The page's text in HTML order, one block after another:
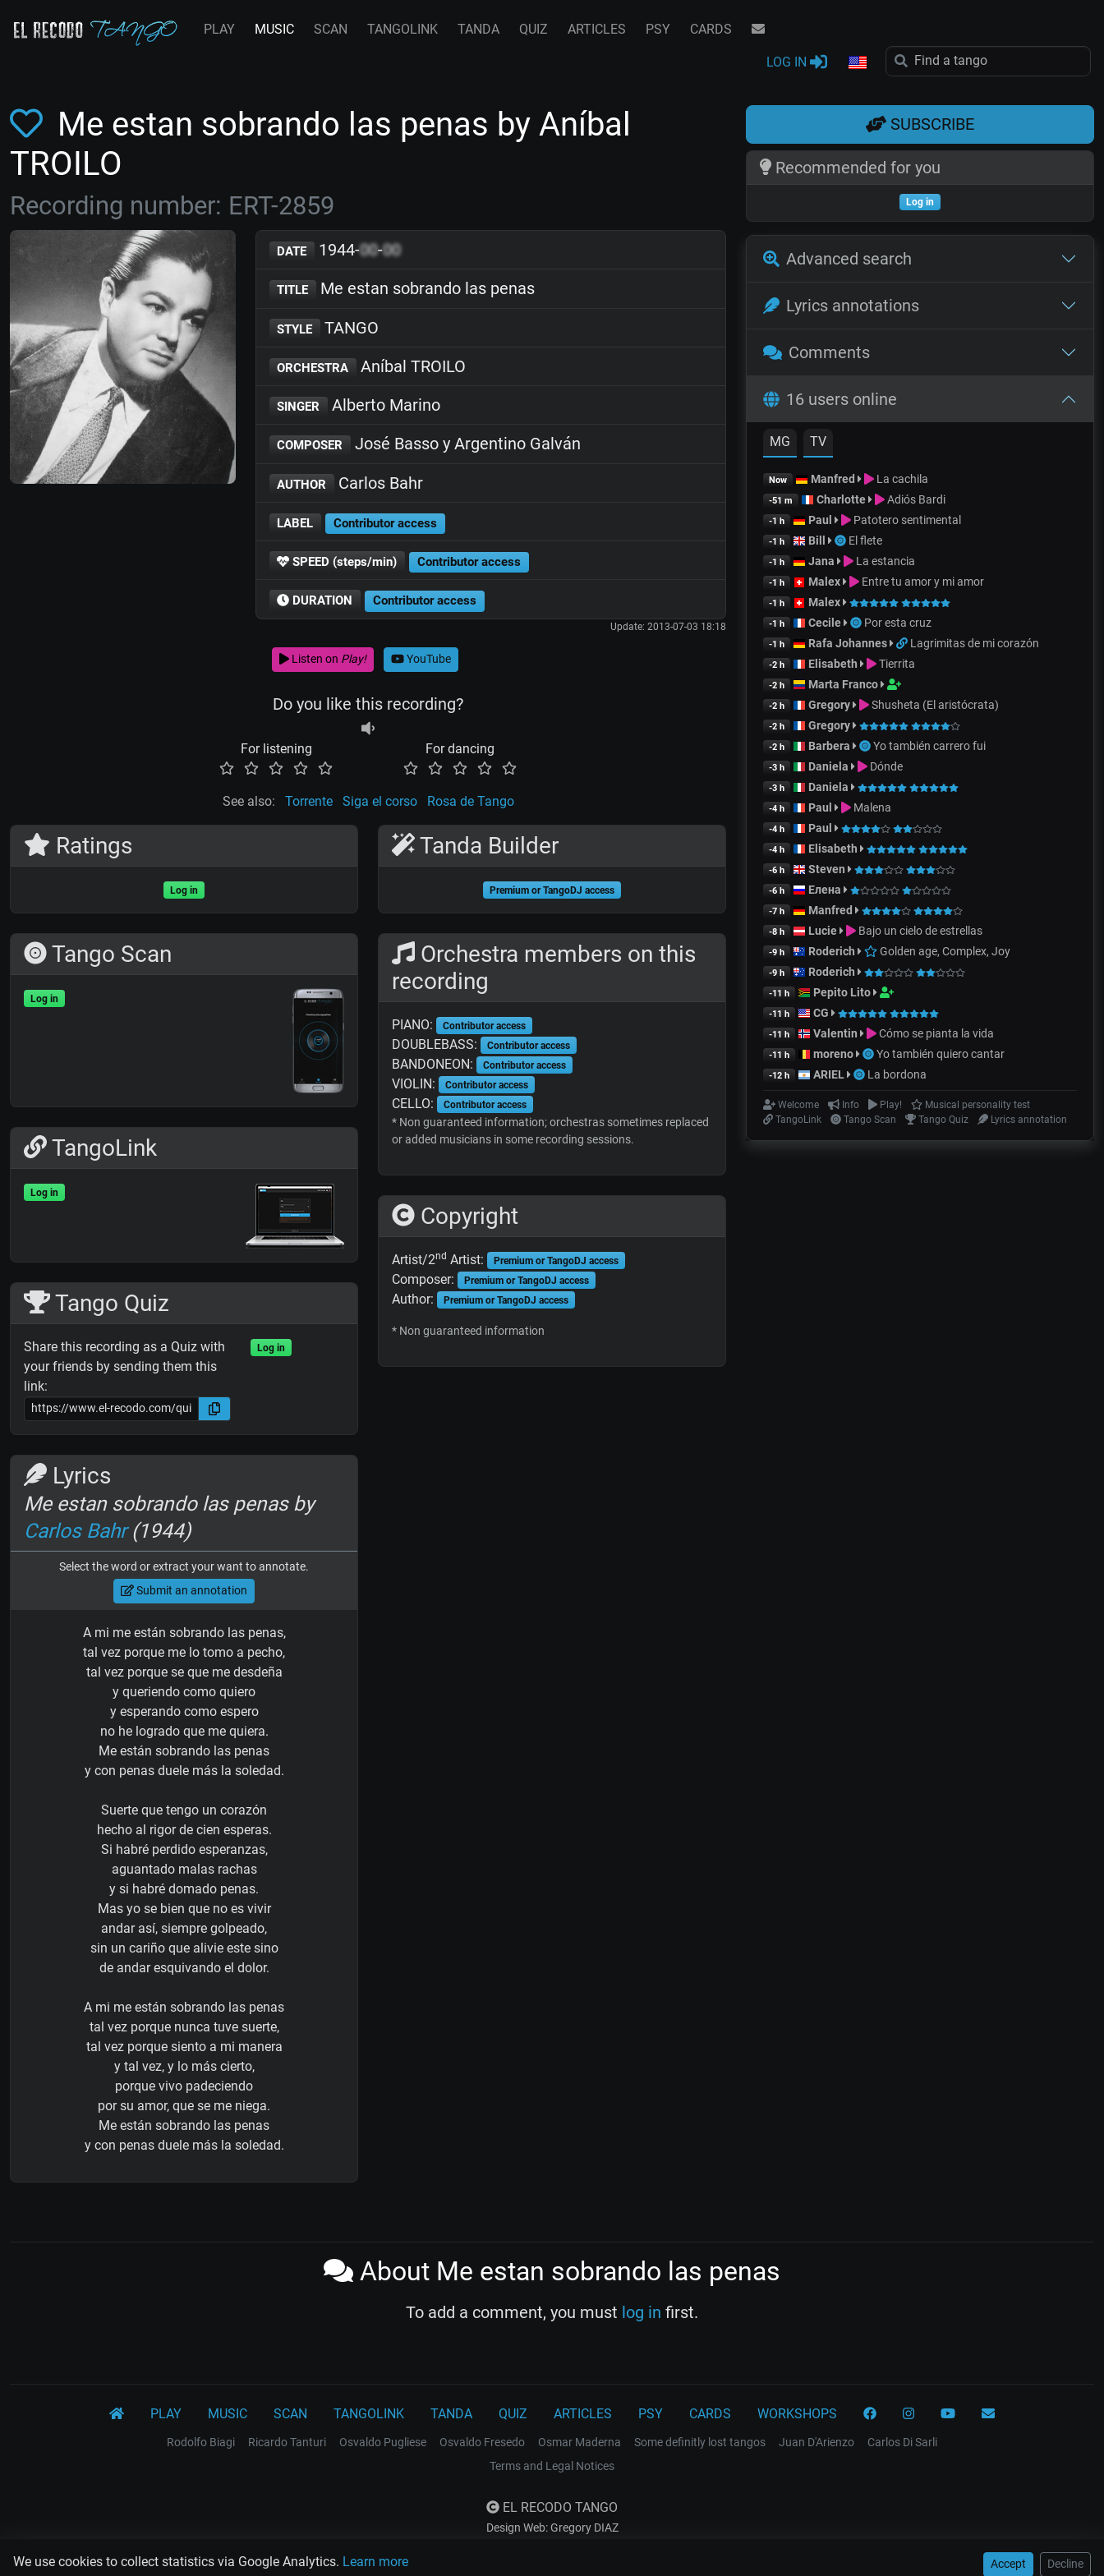
We use cookies to collect statistics via Google Analytics. Learn more Accept Decline
PLAY MUSIC SCAN TANGOLINK TANDA QUIZ ARTICLES PSY CARDS
LOG IN
Me estan sobrando las penas by Aníbal
TROILO
Recording number: ERT-2859
DATE 1944-00-00
TITLE Me estan sobrando las penas
STYLE TANGO
ORCHESTRA Aníbal TROILO
SINGER Alberto Marino
COMPOSER José Basso y Argentino Galván
AUTHOR Carlos Bahr
LABEL Contributor access
SPEED (steps/min) Contributor access
DURATION Contributor access
Update: 2013-07-03 18:18
Listen on Play! YouTube
Do you like this recording?
For listening For dancing
See also: Torrente Siga el corso Rosa de Tango
Ratings
Log in
Tango Scan
Log in
TangoLink
Log in
Tango Quiz
Share this recording as a Quiz with
your friends by sending them this
link:
Log in
Lyrics
Me estan sobrando las penas by
Carlos Bahr(1944)
Select the word or extract your want to annotate.
Submit an annotation
A mi me están sobrando las penas,
tal vez porque me lo tomo a pecho,
tal vez porque se que me desdeña
y queriendo como quiero
y esperando como espero
no he logrado que me quiera.
Me están sobrando las penas
y con penas duele más la soledad.
Suerte que tengo un corazón
hecho al rigor de cien esperas.
Si habré perdido esperanzas,
aguantado malas rachas
y si habré domado penas.
Mas yo se bien que no es vivir
andar así, siempre golpeado,
sin un cariño que alivie este sino
de andar esquivando el dolor.
A mi me están sobrando las penas
tal vez porque nunca tuve suerte,
tal vez porque siento a mi manera
y tal vez, y lo más cierto,
porque vivo padeciendo
por su amor, que se me niega.
Me están sobrando las penas
y con penas duele más la soledad.
Tanda Builder
Premium or TangoDJ access
Orchestra members on this
recording
PIANO: Contributor access
DOUBLEBASS: Contributor access
BANDONEON: Contributor access
VIOLIN: Contributor access
CELLO: Contributor access
* Non guaranteed information; orchestras sometimes replaced
or added musicians in some recording sessions.
Copyright
Artist/2nd Artist: Premium or TangoDJ access
Composer: Premium or TangoDJ access
Author: Premium or TangoDJ access
* Non guaranteed information
SUBSCRIBE
Recommended for you
Log in
Advanced search
Lyrics annotations
Comments
16 users online
MG TV
Now Manfred La cachila
-51 m Charlotte Adiós Bardi
-1 h Paul Patotero sentimental
-1 h Bill El flete
-1 h Jana La estancia
-1 h Malex Entre tu amor y mi amor
-1 h Malex
-1 h Cecile Por esta cruz
-1 h Rafa Johannes Lagrimitas de mi corazón
-2 h Elisabeth Tierrita
-2 h Marta Franco
-2 h Gregory Shusheta (El aristócrata)
-2 h Gregory
-2 h Barbera Yo también carrero fui
-3 h Daniela Dónde
-3 h Daniela
-4 h Paul Malena
-4 h Paul
-4 h Elisabeth
-6 h Steven
-6 h Елена
-7 h Manfred
-8 h Lucie Bajo un cielo de estrellas
-9 h Roderich Golden age, Complex, Joy
-9 h Roderich
-11 h Pepito Lito
-11 h CG
-11 h Valentin Cómo se pianta la vida
-11 h moreno Yo también quiero cantar
-12 h ARIEL La bordona
Welcome Info Play!
Musical personality test
TangoLink
Tango Scan Tango Quiz Lyrics annotation
About Me estan sobrando las penas
To add a comment, you must log in first.
PLAY MUSIC SCAN TANGOLINK TANDA QUIZ ARTICLES PSY CARDS WORKSHOPS
Rodolfo Biagi Ricardo Tanturi Osvaldo Pugliese Osvaldo Fresedo Osmar Maderna Some definitly lost tangos Juan D'Arienzo
Carlos Di Sarli
Terms and Legal Notices
EL RECODO TANGO
Design Web: Gregory DIAZ